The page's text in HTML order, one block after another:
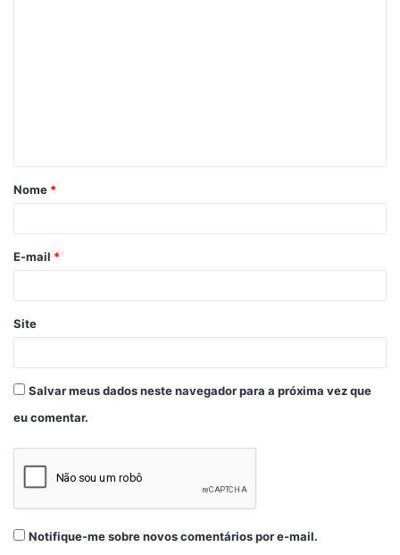
Nome *
E-mail *
Site
Salvar meus dados neste navegador para a próxima vez que
eu comentar.
Notifique-me sobre novos comentários por e-mail.